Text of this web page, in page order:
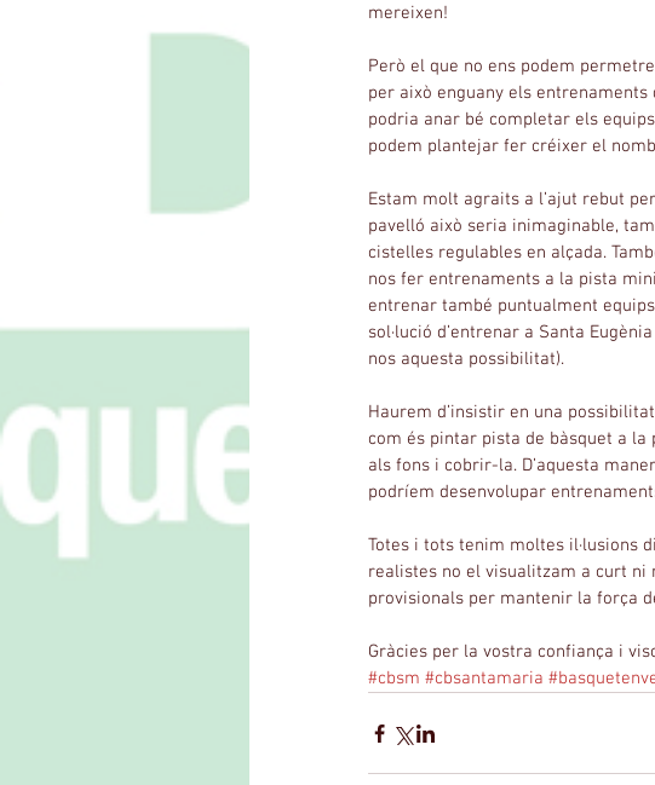
mereixen!
Però el que no ens podem
per això enguany els
podria anar bé completar els
podem plantejar fer créixer el
Estam molt agraits a l’ajut rebut
pavelló això seria inimaginable,
cistelles regulables en alçada.
nos fer entrenaments a la pista
entrenar també puntualment
sol·lució d’entrenar a Santa
nos aquesta possibilitat).
Haurem d’insistir en una
com és pintar pista de bàsquet a
als fons i cobrir-la. D’aquesta
podríem desenvolupar
Totes i tots tenim moltes il·lusions
realistes no el visualitzam a curt ni
provisionals per mantenir la força
Gràcies per la vostra confiança i
#cbsm #cbsantamaria